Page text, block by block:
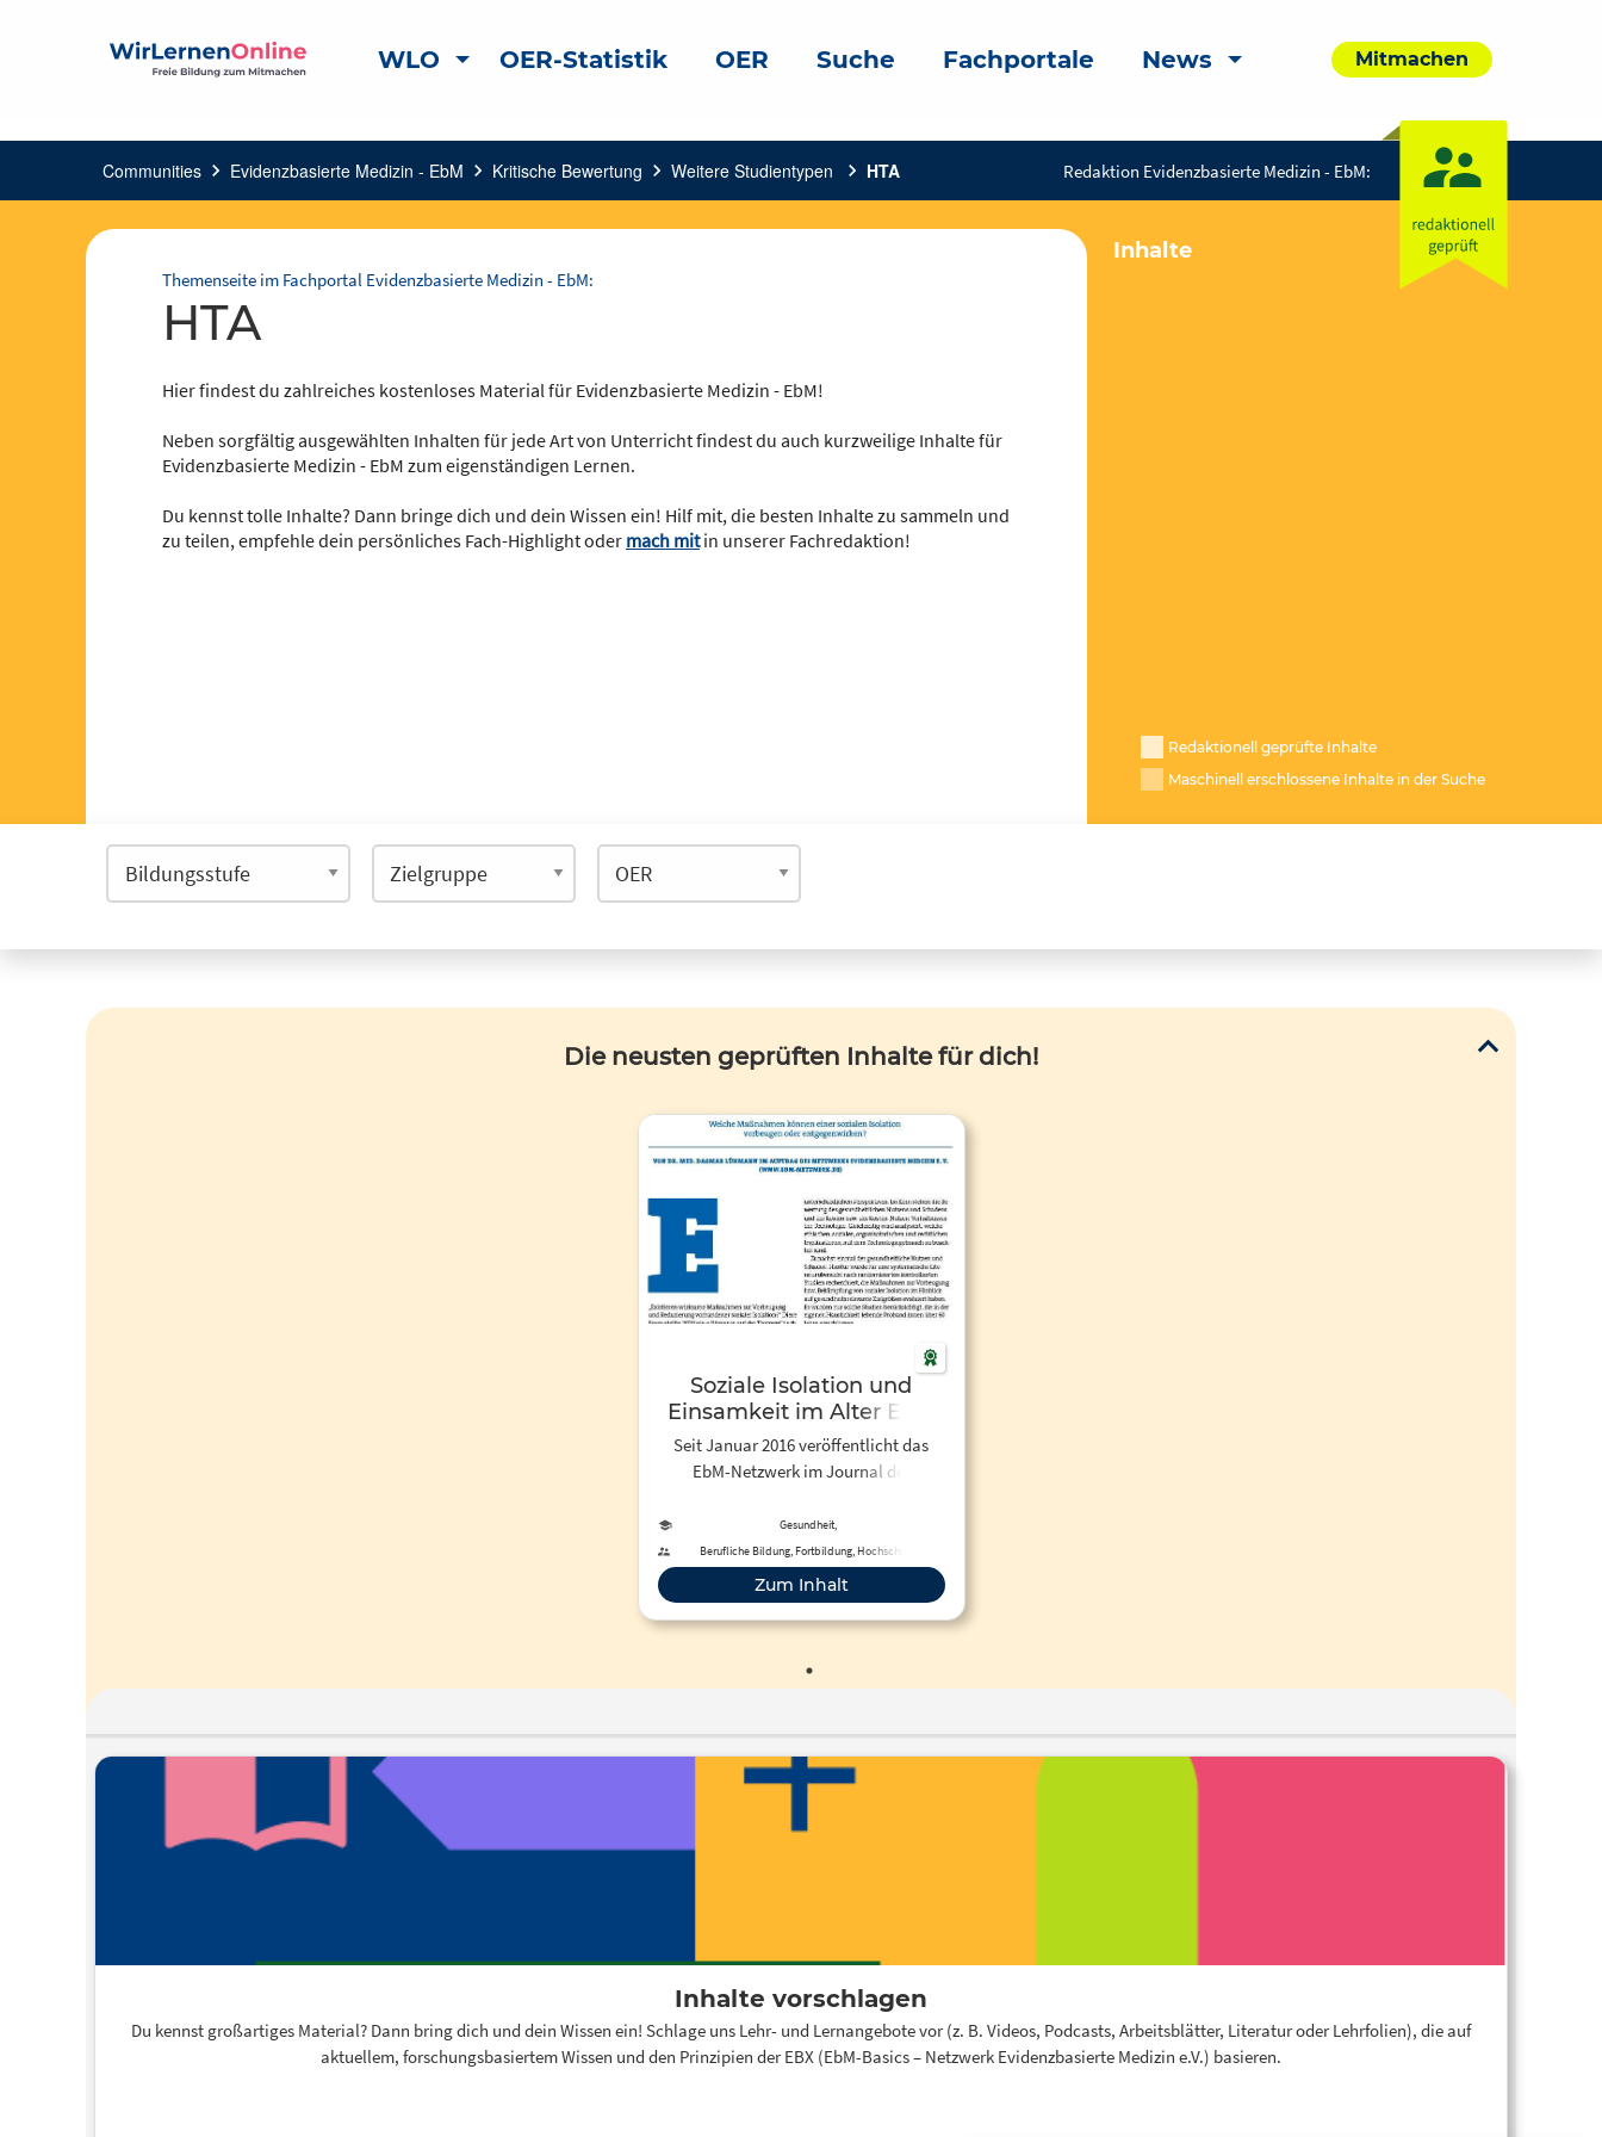
WLO OER-Statistik OER Suche Fachportale News Mitmachen
Communities chevron_right Evidenzbasierte Medizin - EbM chevron_right Kritische Bewertung chevron_right Weitere Studientypen chevron_right HTA Redaktion Evidenzbasierte Medizin - EbM:
Themenseite im Fachportal Evidenzbasierte Medizin - EbM:
HTA
Hier findest du zahlreiches kostenloses Material für Evidenzbasierte Medizin - EbM!
Neben sorgfältig ausgewählten Inhalten für jede Art von Unterricht findest du auch kurzweilige Inhalte für
Evidenzbasierte Medizin - EbM zum eigenständigen Lernen.
Du kennst tolle Inhalte? Dann bringe dich und dein Wissen ein! Hilf mit, die besten Inhalte zu sammeln und
zu teilen, empfehle dein persönliches Fach-Highlight oder mach mitin unserer Fachredaktion!
Inhalte
Redaktionell geprüfte Inhalte
Maschinell erschlossene Inhalte in der Suche
Die neusten geprüften Inhalte für dich!
Soziale Isolation und
Einsamkeit im Alter EbM
Kolumne
Seit Januar 2016 veröffentlicht das
EbM-Netzwerk im Journal der
Hamburg unter der Rubrik "Netzwerk"
Artikel zu aktuellen EbM-Themen.
Diese werden teilweise auch in der
Zeitschrift der Ärztekammer Berlin
publiziert. Thema: "Soziale Isolation
Gesundheit,
Berufliche Bildung, Fortbildung, Hochschule
Zum Inhalt
Inhalte vorschlagen
Du kennst großartiges Material? Dann bring dich und dein Wissen ein! Schlage uns Lehr- und Lernangebote vor (z. B. Videos, Podcasts, Arbeitsblätter, Literatur oder Lehrfolien), die auf
aktuellem, forschungsbasiertem Wissen und den Prinzipien der EBX (EbM-Basics – Netzwerk Evidenzbasierte Medizin e.V.) basieren.